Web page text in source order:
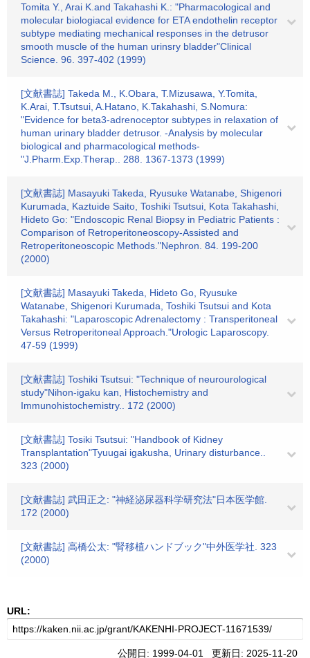
Tomita Y., Arai K.and Takahashi K.: "Pharmacological and
molecular biologiacal evidence for ETA endothelin receptor
subtype mediating mechanical responses in the detrusor
smooth muscle of the human urinsry bladder"Clinical
Science. 96. 397-402 (1999)
[文献書誌] Takeda M., K.Obara, T.Mizusawa, Y.Tomita,
K.Arai, T.Tsutsui, A.Hatano, K.Takahashi, S.Nomura:
"Evidence for beta3-adrenoceptor subtypes in relaxation of
human urinary bladder detrusor. -Analysis by molecular
biological and pharmacological methods-
"J.Pharm.Exp.Therap.. 288. 1367-1373 (1999)
[文献書誌] Masayuki Takeda, Ryusuke Watanabe, Shigenori
Kurumada, Kaztuide Saito, Toshiki Tsutsui, Kota Takahashi,
Hideto Go: "Endoscopic Renal Biopsy in Pediatric Patients :
Comparison of Retroperitoneoscopy-Assisted and
Retroperitoneoscopic Methods."Nephron. 84. 199-200
(2000)
[文献書誌] Masayuki Takeda, Hideto Go, Ryusuke
Watanabe, Shigenori Kurumada, Toshiki Tsutsui and Kota
Takahashi: "Laparoscopic Adrenalectomy : Transperitoneal
Versus Retroperitoneal Approach."Urologic Laparoscopy.
47-59 (1999)
[文献書誌] Toshiki Tsutsui: "Technique of neurourological
study"Nihon-igaku kan, Histochemistry and
Immunohistochemistry.. 172 (2000)
[文献書誌] Tosiki Tsutsui: "Handbook of Kidney
Transplantation"Tyuugai igakusha, Urinary disturbance..
323 (2000)
[文献書誌] 武田正之: "神経泌尿器科学研究法"日本医学館.
172 (2000)
[文献書誌] 高橋公太: "腎移植ハンドブック"中外医学社. 323
(2000)
URL:
公開日: 1999-04-01 更新日: 2025-11-20